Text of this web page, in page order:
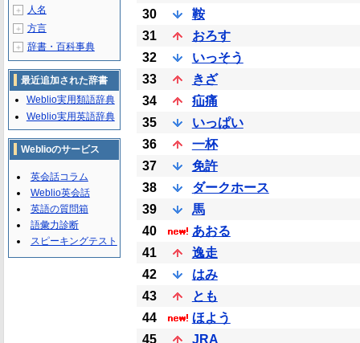
30
鞍
31
おろす
32
いっそう
33
きざ
34
疝痛
35
いっぱい
36
一杯
37
免許
38
ダークホース
39
馬
40
あおる
41
逸走
42
はみ
43
とも
44
ほよう
45
JRA
＋ 人名
＋ 方言
＋ 辞書・百科事典
最近追加された辞書
Weblio実用類語辞典
Weblio実用英語辞典
Weblioのサービス
英会話コラム
Weblio英会話
英語の質問箱
語彙力診断
スピーキングテスト